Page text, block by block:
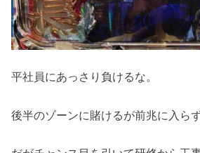
平社員にあっさり負けるな。
後半のゾーンに賭けるが前兆に入らず